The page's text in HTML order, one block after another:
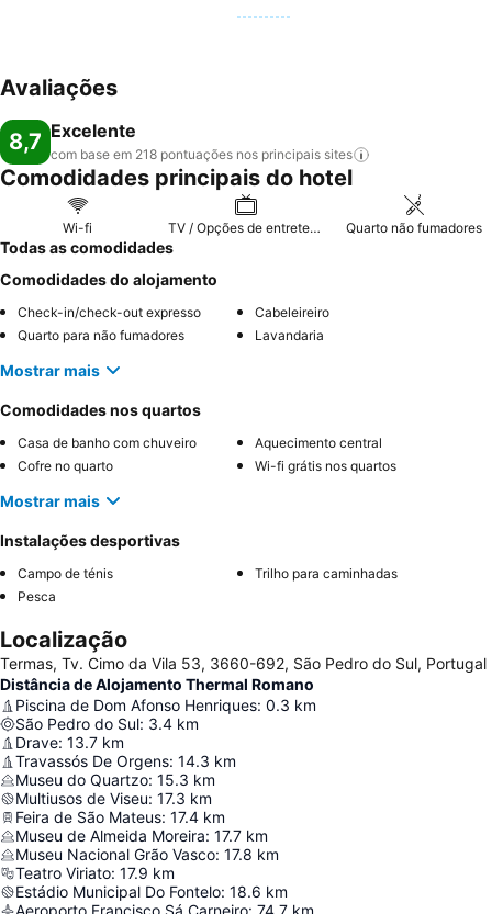
Avaliações
8,7 Excelente
com base em 218 pontuações nos principais sites
Comodidades principais do hotel
Wi-fi TV / Opções de entretenimento Quarto não fumadores
Todas as comodidades
Comodidades do alojamento
Check-in/check-out expresso
Cabeleireiro
Quarto para não fumadores
Lavandaria
Mostrar mais
Comodidades nos quartos
Casa de banho com chuveiro
Aquecimento central
Cofre no quarto
Wi-fi grátis nos quartos
Mostrar mais
Instalações desportivas
Campo de ténis
Trilho para caminhadas
Pesca
Localização
Termas, Tv. Cimo da Vila 53, 3660-692, São Pedro do Sul, Portugal
Distância de Alojamento Thermal Romano
Piscina de Dom Afonso Henriques: 0.3 km
São Pedro do Sul: 3.4 km
Drave: 13.7 km
Travassós De Orgens: 14.3 km
Museu do Quartzo: 15.3 km
Multiusos de Viseu: 17.3 km
Feira de São Mateus: 17.4 km
Museu de Almeida Moreira: 17.7 km
Museu Nacional Grão Vasco: 17.8 km
Teatro Viriato: 17.9 km
Estádio Municipal Do Fontelo: 18.6 km
Aeroporto Francisco Sá Carneiro: 74.7 km